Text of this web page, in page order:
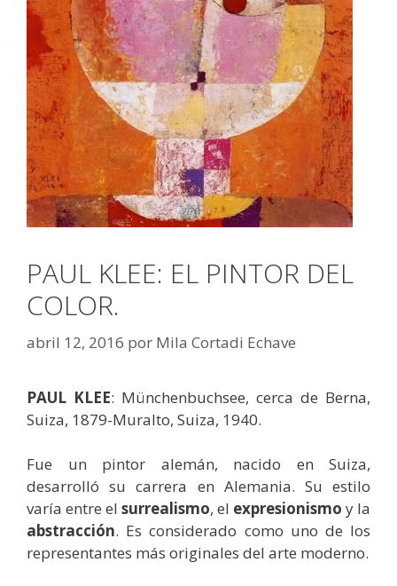
PAUL KLEE: EL PINTOR DEL
COLOR.
abril 12, 2016 por Mila Cortadi Echave
PAUL KLEE: Münchenbuchsee, cerca de Berna,
Suiza, 1879-Muralto, Suiza, 1940.
Fue un pintor alemán, nacido en Suiza,
desarrolló su carrera en Alemania. Su estilo
varía entre el surrealismo, el expresionismo y la
abstracción. Es considerado como uno de los
representantes más originales del arte moderno.